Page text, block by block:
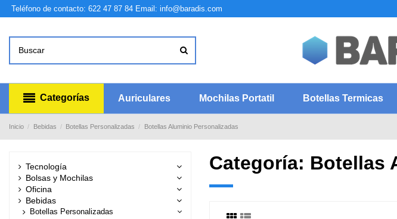
Teléfono de contacto: 622 47 87 84 Email: info@baradis.com
Categorías Auriculares Mochilas Portatil Botellas Termicas
Inicio Bebidas Botellas Personalizadas Botellas Aluminio Personalizadas
Categoría: Botellas
Tecnología
Bolsas y Mochilas
Oficina
Bebidas
Botellas Personalizadas